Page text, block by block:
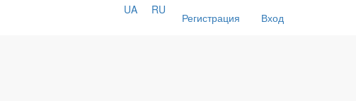
Регистрация Вход
UA RU